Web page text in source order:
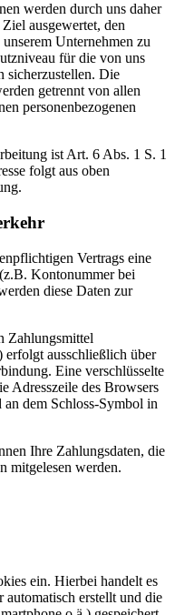
werden durch uns daher
ausgewertet, den
Unternehmen zu
für die von uns
sicherzustellen. Die
getrennt von allen
personenbezogenen
ist Art. 6 Abs. 1 S. 1
folgt aus oben
Vertrags eine
Kontonummer bei
diese Daten zur
Zahlungsmittel
erfolgt ausschließlich über
Eine verschlüsselte
Adresszeile des Browsers
dem Schloss-Symbol in
Ihre Zahlungsdaten, die
mitgelesen werden.
ein. Hierbei handelt es
erstellt und die